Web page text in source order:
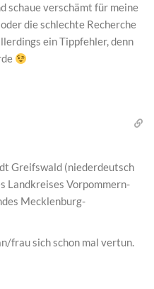
schaue verschämt für meine
die schlechte Recherche
ein Tippfehler, denn
Greifswald (niederdeutsch
Landkreises Vorpommern-
Mecklenburg-
frau sich schon mal vertun.